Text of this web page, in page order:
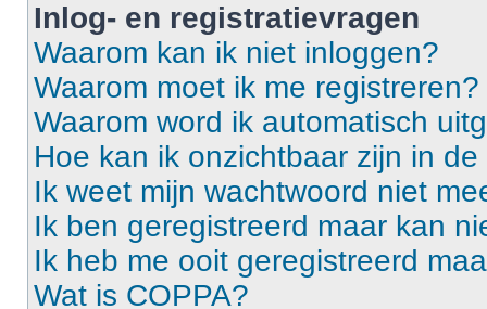
Inlog- en registratievragen
Waarom kan ik niet inloggen?
Waarom moet ik me registreren?
Waarom word ik automatisch
Hoe kan ik onzichtbaar zijn in
Ik weet mijn wachtwoord niet
Ik ben geregistreerd maar kan
Ik heb me ooit geregistreerd
Wat is COPPA?